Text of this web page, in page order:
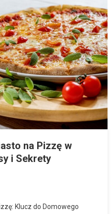
na Pizzę w
i Sekrety
Klucz do Domowego